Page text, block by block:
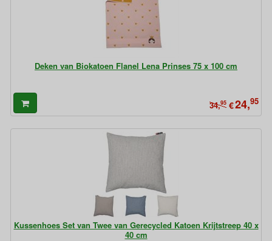
Deken van Biokatoen Flanel Lena Prinses 75 x 100 cm
34,95 €24,95
Kussenhoes Set van Twee van Gerecycled Katoen Krijtstreep 40 x
40 cm